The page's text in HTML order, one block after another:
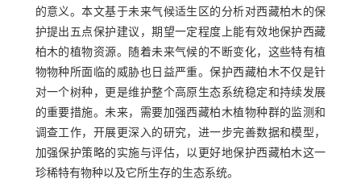
的意义。本文基于未来气候适生区的分析对西藏柏木的保
护提出五点保护建议，期望一定程度上能有效地保护西藏
柏木的植物资源。随着未来气候的不断变化，这些特有植
物物种所面临的威胁也日益严重。保护西藏柏木不仅是针
对一个树种，更是维护整个高原生态系统稳定和持续发展
的重要措施。未来，需要加强西藏柏木植物种群的监测和
调查工作，开展更深入的研究，进一步完善数据和模型，
加强保护策略的实施与评估，以更好地保护西藏柏木这一
珍稀特有物种以及它所生存的生态系统。